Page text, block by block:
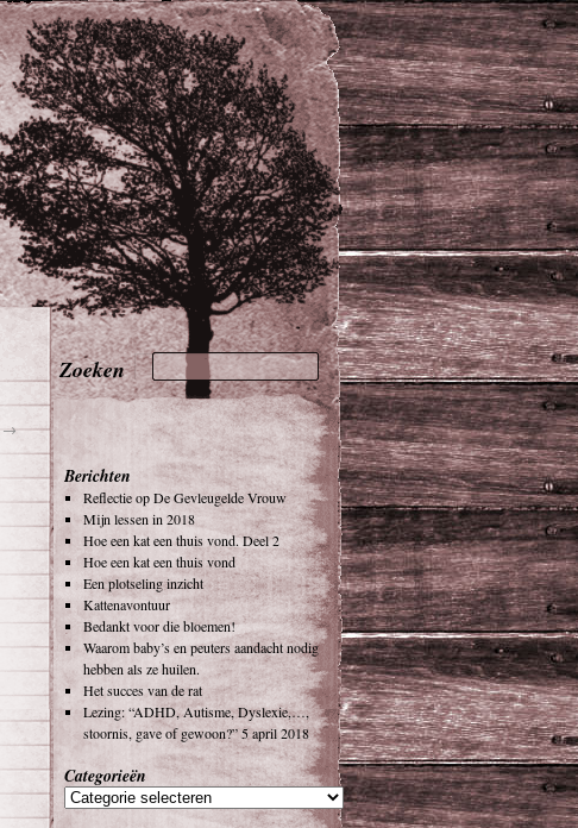
→
Berichten
Reflectie op De Gevleugelde Vrouw
Mijn lessen in 2018
Hoe een kat een thuis vond. Deel 2
Hoe een kat een thuis vond
Een plotseling inzicht
Kattenavontuur
Bedankt voor die bloemen!
Waarom baby’s en peuters aandacht nodig
hebben als ze huilen.
Het succes van de rat
Lezing: “ADHD, Autisme, Dyslexie,…,
stoornis, gave of gewoon?” 5 april 2018
Categorieën